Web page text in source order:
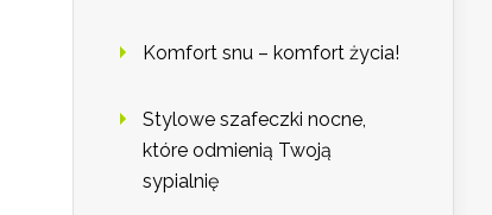
Komfort snu – komfort życia!
Stylowe szafeczki nocne,
które odmienią Twoją
sypialnię